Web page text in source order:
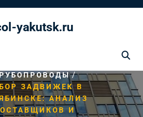
yakutsk.ru
/
ЗАДВИЖЕК В
АНАЛИЗ
И